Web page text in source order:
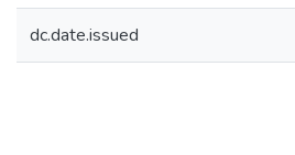
dc.date.issued